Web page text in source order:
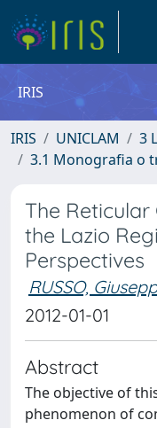
IRIS
IRIS UNICLAM
3
3.1 Monografia o
The
the Lazio
Perspectives
RUSSO,
2012-01-01
Abstract
The objective of
phenomenon of